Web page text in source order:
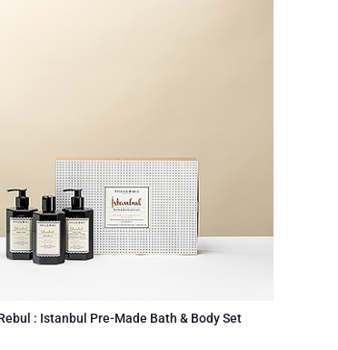
: Istanbul Pre-Made Bath & Body Set